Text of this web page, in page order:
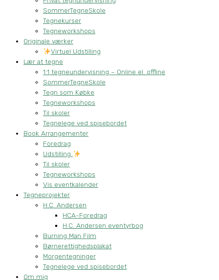
SommerTegneSkole
Tegnekurser
Tegneworkshops
Originale værker
Virtuel Udstilling
Lær at tegne
1:1 tegneundervisning – Online el. offline
SommerTegneSkole
Tegn som Købke
Tegneworkshops
Til skoler
Tegnelege ved spisebordet
Book Arrangementer
Foredrag
Udstilling
Til skoler
Tegneworkshops
Vis eventkalender
Tegneprojekter
H.C. Andersen
HCA-Foredrag
H.C. Andersen eventyrbog
Burning Man Film
Børnerettighedsplakat
Morgentegninger
Tegnelege ved spisebordet
Om mig